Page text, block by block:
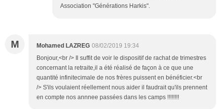
Association "Générations Harkis".
M Mohamed LAZREG 08/02/2019 19:34
Bonjour,<br /> Il suffit de voir le dispositif de rachat de trimestres
concernant la retraite,il a été réalisé de façon à ce que une
quantité infinitecimale de nos frères puissent en bénéficier.<br
/> S'ils voulaient réellement nous aider il faudrait qu'ils prennent
en compte nos annnee passées dans les camps !!!!!!!!